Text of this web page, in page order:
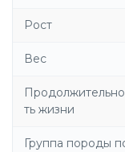
Рост
Вес
ть жизни
Группа породы